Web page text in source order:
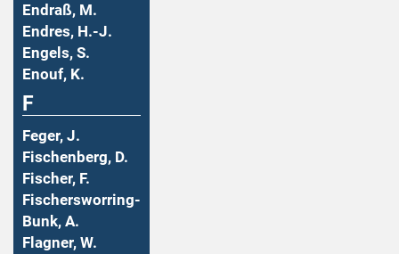
Endraß, M.
Endres, H.-J.
Engels, S.
Enouf, K.
F
Feger, J.
Fischenberg, D.
Fischer, F.
Fischersworring-
Bunk, A.
Flagner, W.